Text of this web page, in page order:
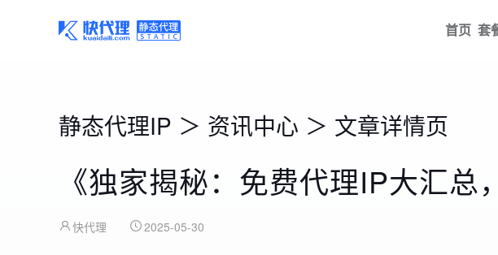
首页 套
静态代理IP ＞ 资讯中心 ＞ 文章详情页
《独家揭秘：免费代理IP大汇总
快代理 2025-05-30